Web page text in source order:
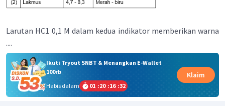
Larutan HC1 0,1 M dalam kedua indikator memberikan warna
....
Ikuti Tryout SNBT & Menangkan E-Wallet
100rb
Habis dalam
01 :20 :16 :32
Klaim